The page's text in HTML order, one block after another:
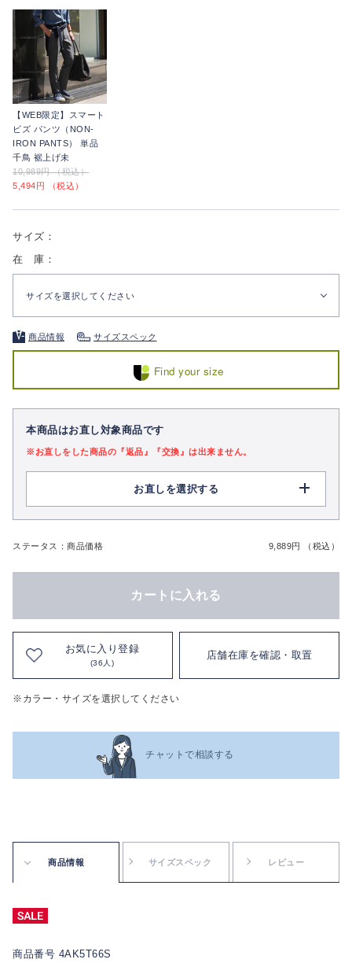
【WEB限定】スマート
ビズ パンツ（NON-
IRON PANTS） 単品
千鳥 裾上げ未
10,989円 （税込）
5,494円 （税込）
サイズ：
在 庫：
サイズを選択してください
商品情報 サイズスペック
Find your size
本商品はお直し対象商品です
※お直しをした商品の『返品』『交換』は出来ません。
お直しを選択する
ステータス：商品価格 9,889円 （税込）
カートに入れる
お気に入り登録
(36人)
店舗在庫を確認・取置
※カラー・サイズを選択してください
チャットで相談する
商品情報 サイズスペック レビュー
商品番号 4AK5T66S